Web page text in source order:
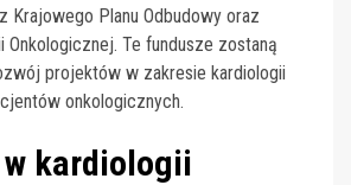
Krajowego Planu Odbudowy oraz
Te fundusze zostaną
projektów w zakresie kardiologii
onkologicznych.
w kardiologii